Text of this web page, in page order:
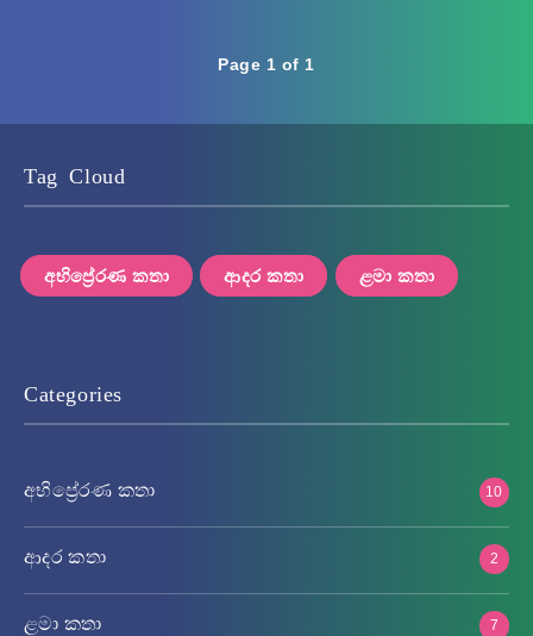
Page 1 of 1
Tag Cloud
අභිප්‍රේරණ කතා ආදර කතා ළමා කතා
Categories
අභිප්‍රේරණ කතා 10
ආදර කතා 2
ළමා කතා 7